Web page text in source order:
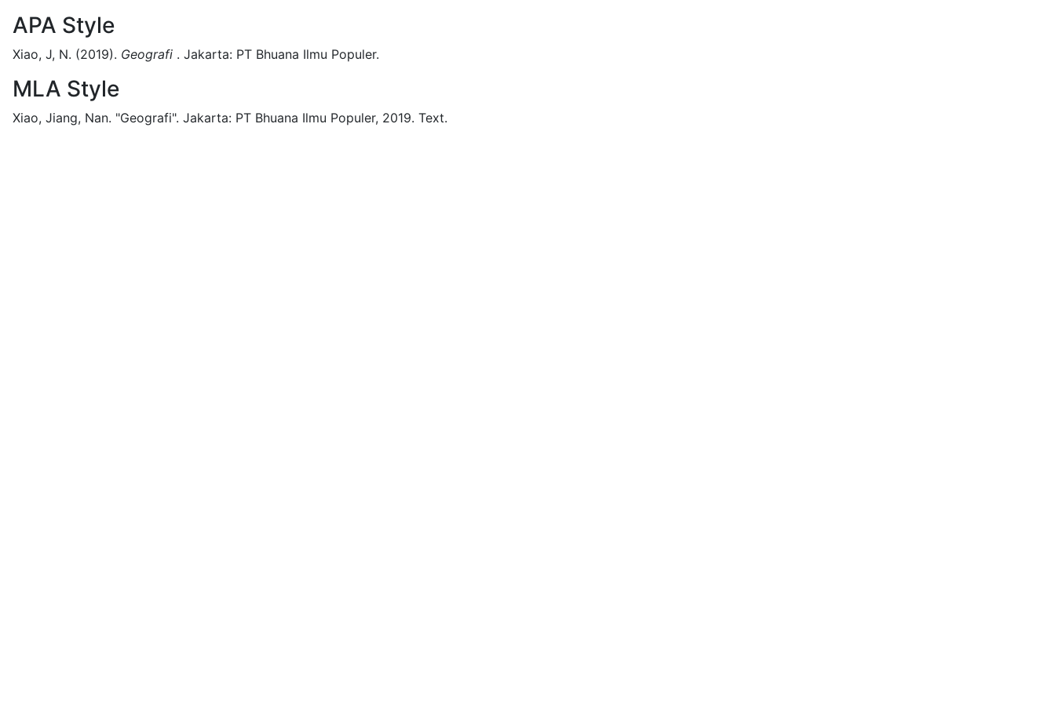
APA Style
Xiao, J, N. (2019). Geografi . Jakarta: PT Bhuana Ilmu Populer.
MLA Style
Xiao, Jiang, Nan. "Geografi". Jakarta: PT Bhuana Ilmu Populer, 2019. Text.